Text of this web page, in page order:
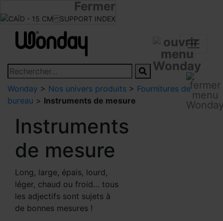
Devenir revendeur
Wonday > Nos univers produits > Fournitures de
bureau > Instruments de mesure
Instruments
de mesure
Long, large, épais, lourd,
léger, chaud ou froid… tous
les adjectifs sont sujets à
de bonnes mesures !
Fermer